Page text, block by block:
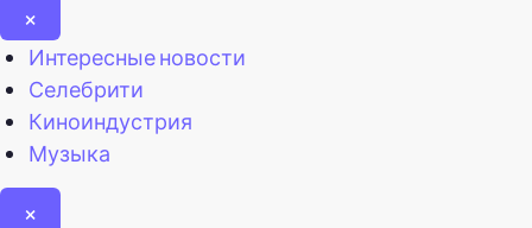
×
Закрыть
меню
Интересные новости
Селебрити
Киноиндустрия
Музыка
×